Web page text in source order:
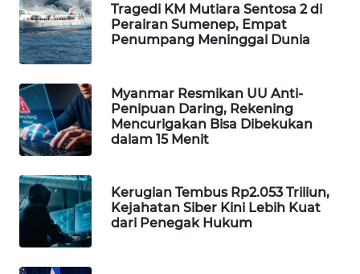
Tragedi KM Mutiara Sentosa 2 di
Perairan Sumenep, Empat
Penumpang Meninggal Dunia
Myanmar Resmikan UU Anti-
Penipuan Daring, Rekening
Mencurigakan Bisa Dibekukan
dalam 15 Menit
Kerugian Tembus Rp2.053 Triliun,
Kejahatan Siber Kini Lebih Kuat
dari Penegak Hukum
TV
WAHANANEWS
ID
WAHANANEWS
CO ID
NET
WAHANA
SPORT